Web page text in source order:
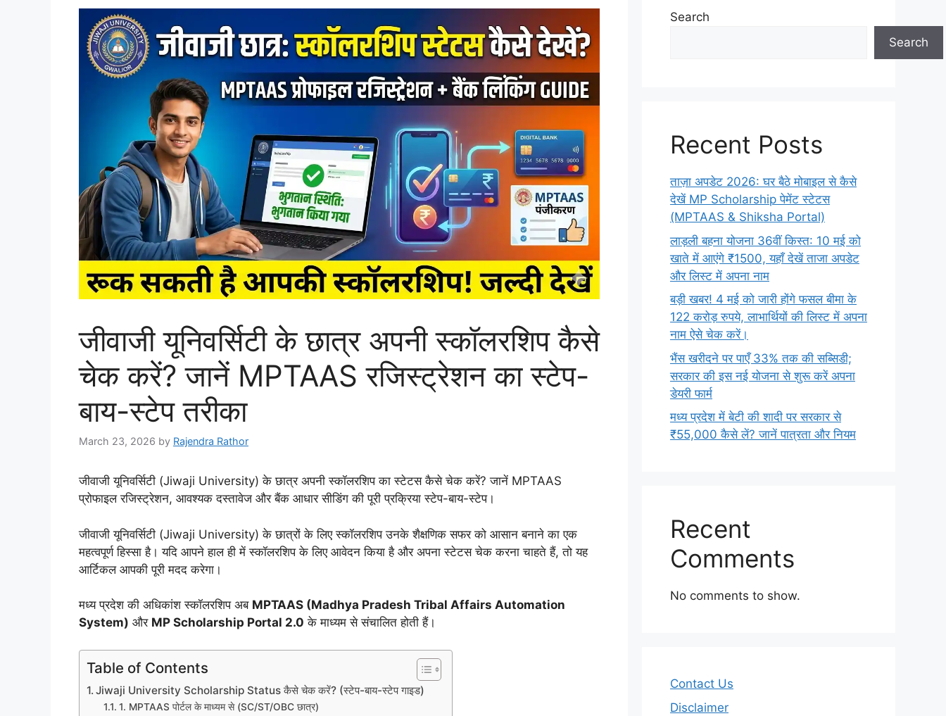
जीवाजी यूनिवर्सिटी के छात्र अपनी स्कॉलरशिप कैसे
चेक करें? जानें MPTAAS रजिस्ट्रेशन का स्टेप-
बाय-स्टेप तरीका
March 23, 2026 by Rajendra Rathor
जीवाजी यूनिवर्सिटी (Jiwaji University) के छात्र अपनी स्कॉलरशिप का स्टेटस कैसे चेक करें? जानें MPTAAS
प्रोफाइल रजिस्ट्रेशन, आवश्यक दस्तावेज और बैंक आधार सीडिंग की पूरी प्रक्रिया स्टेप-बाय-स्टेप।
जीवाजी यूनिवर्सिटी (Jiwaji University) के छात्रों के लिए स्कॉलरशिप उनके शैक्षणिक सफर को आसान बनाने का एक
महत्वपूर्ण हिस्सा है। यदि आपने हाल ही में स्कॉलरशिप के लिए आवेदन किया है और अपना स्टेटस चेक करना चाहते हैं, तो यह
आर्टिकल आपकी पूरी मदद करेगा।
​मध्य प्रदेश की अधिकांश स्कॉलरशिप अब MPTAAS (Madhya Pradesh Tribal Affairs Automation
System) और MP Scholarship Portal 2.0 के माध्यम से संचालित होती हैं।
Table of Contents
​Jiwaji University Scholarship Status कैसे चेक करें? (स्टेप-बाय-स्टेप गाइड)
​1. MPTAAS पोर्टल के माध्यम से (SC/ST/OBC छात्र)
Search
Search
Recent Posts
ताज़ा अपडेट 2026: घर बैठे मोबाइल से कैसे
देखें MP Scholarship पेमेंट स्टेटस
(MPTAAS & Shiksha Portal)
लाड़ली बहना योजना 36वीं किस्त: 10 मई को
खाते में आएंगे ₹1500, यहाँ देखें ताजा अपडेट
और लिस्ट में अपना नाम
बड़ी खबर! 4 मई को जारी होंगे फसल बीमा के
122 करोड़ रुपये, लाभार्थियों की लिस्ट में अपना
नाम ऐसे चेक करें।
भैंस खरीदने पर पाएँ 33% तक की सब्सिडी;
सरकार की इस नई योजना से शुरू करें अपना
डेयरी फार्म
मध्य प्रदेश में बेटी की शादी पर सरकार से
₹55,000 कैसे लें? जानें पात्रता और नियम
Recent
Comments
No comments to show.
Contact Us
Disclaimer